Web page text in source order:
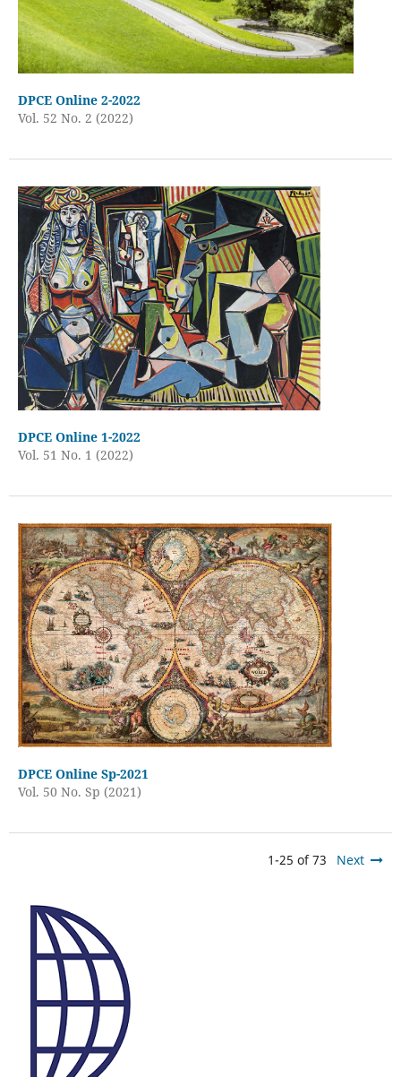
DPCE Online 2-2022
Vol. 52 No. 2 (2022)
DPCE Online 1-2022
Vol. 51 No. 1 (2022)
DPCE Online Sp-2021
Vol. 50 No. Sp (2021)
1-25 of 73 Next